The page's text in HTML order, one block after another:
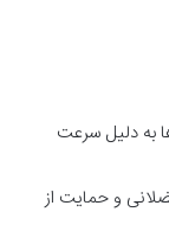
به دلیل سرعت
و حمایت از